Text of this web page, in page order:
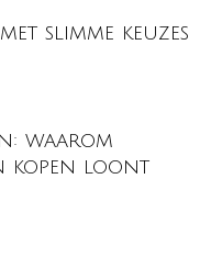
slimme keuzes
waarom
kopen loont